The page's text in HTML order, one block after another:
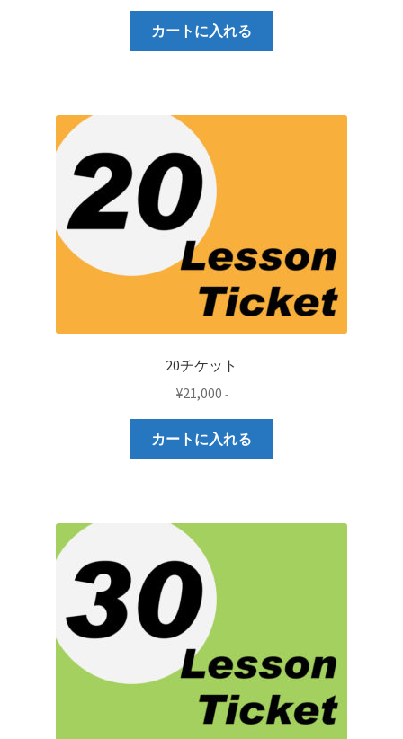
カートに入れる
20チケット
¥21,000 -
カートに入れる